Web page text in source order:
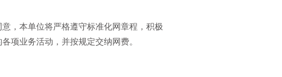
，本单位将严格遵守标准化网章程，积极
项业务活动，并按规定交纳网费。